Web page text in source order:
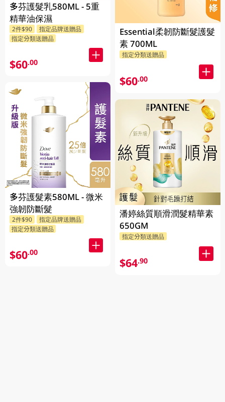
多芬護髮乳580ML - 5重
精華油保濕
2件$90
指定品牌送贈品
指定分類送贈品
$60.00
多芬護髮素580ML - 微米
強韌防斷髮
2件$90
指定品牌送贈品
指定分類送贈品
$60.00
Essential柔韌防斷髮護髮
素 700ML
指定分類送贈品
$60.00
潘婷絲質順滑潤髮精華素
650GM
指定分類送贈品
$64.90